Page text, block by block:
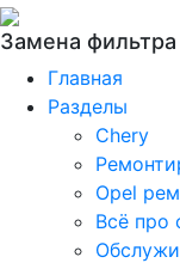
Замена
Главная
Разделы
Chery
Opel
Всё про